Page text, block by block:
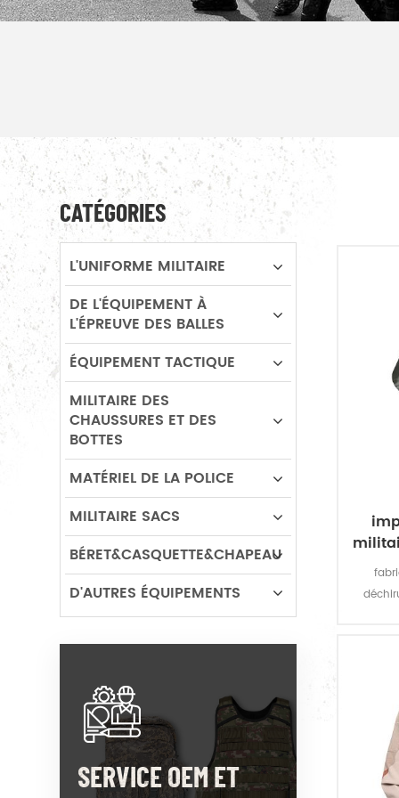
CATÉGORIES
L'UNIFORME MILITAIRE
DE L'ÉQUIPEMENT À
L'ÉPREUVE DES BALLES
ÉQUIPEMENT TACTIQUE
MILITAIRE DES
CHAUSSURES ET DES
BOTTES
MATÉRIEL DE LA POLICE
MILITAIRE SACS
BÉRET&CASQUETTE&CHAPEAU
D'AUTRES ÉQUIPEMENTS
SERVICE OEM ET